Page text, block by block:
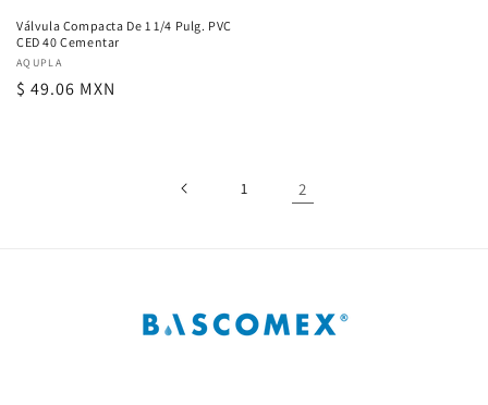
Válvula Compacta De 1 1/4 Pulg. PVC
CED 40 Cementar
Proveedor:
AQUPLA
Precio
$ 49.06 MXN
1 2